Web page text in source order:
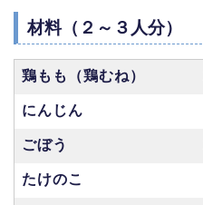
材料（２～３人分）
鶏もも（鶏むね）
にんじん
ごぼう
たけのこ